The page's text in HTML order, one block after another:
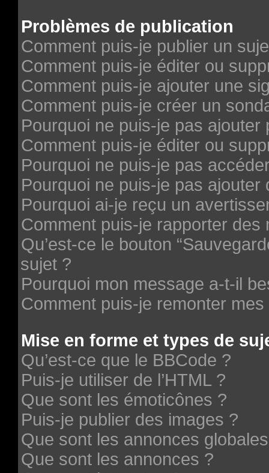
Problèmes de publication
Comment puis-je publier un
Comment puis-je éditer ou
Comment puis-je ajouter une
Comment puis-je créer un
Pourquoi ne puis-je pas ajouter
Comment puis-je éditer ou
Pourquoi ne puis-je pas
Pourquoi ne puis-je pas ajouter
Pourquoi ai-je reçu un
Comment puis-je rapporter
Qu’est-ce le bouton
sujet ?
Pourquoi mon message a-t-il
Comment puis-je remonter
Mise en forme et types de
Qu’est-ce que le BBCode ?
Puis-je utiliser de l’HTML ?
Que sont les émoticônes ?
Puis-je publier des images ?
Que sont les annonces
Que sont les annonces ?